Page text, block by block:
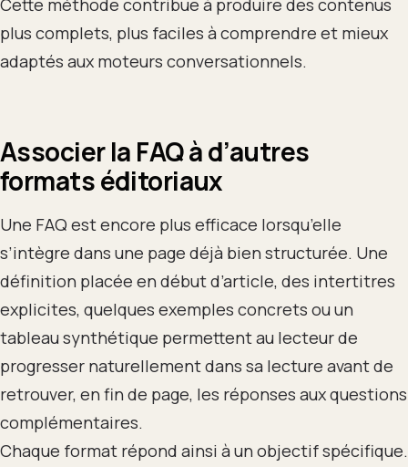
Cette méthode contribue à produire des contenus
plus complets, plus faciles à comprendre et mieux
adaptés aux moteurs conversationnels.
Associer la FAQ à d’autres
formats éditoriaux
Une FAQ est encore plus efficace lorsqu’elle
s’intègre dans une page déjà bien structurée. Une
définition placée en début d’article, des intertitres
explicites, quelques exemples concrets ou un
tableau synthétique permettent au lecteur de
progresser naturellement dans sa lecture avant de
retrouver, en fin de page, les réponses aux questions
complémentaires.
Chaque format répond ainsi à un objectif spécifique.